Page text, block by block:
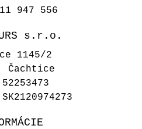
947 556
s.r.o.
1145/2
Čachtice